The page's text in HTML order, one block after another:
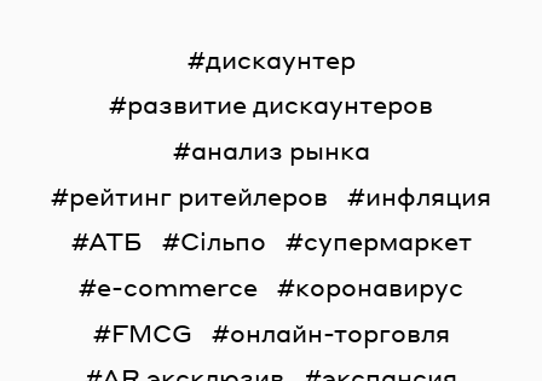
дискаунтер
развитие дискаунтеров
анализ рынка
рейтинг ритейлеров
инфляция
АТБ
Сільпо
супермаркет
e-commerce
коронавирус
FMCG
онлайн-торговля